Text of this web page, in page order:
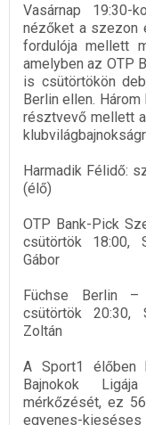
Vasárnap
nézőket a szezon
fordulója mellett
amelyben az OTP
is csütörtökön
Berlin ellen.
résztvevő mellett
Harmadik Félidő:
(élő)
OTP Bank-Pick
csütörtök 18:00,
Gábor
Füchse Berlin –
csütörtök 20:30,
Zoltán
A Sport1
Bajnokok
mérkőzését, ez
egyenes-kieséses